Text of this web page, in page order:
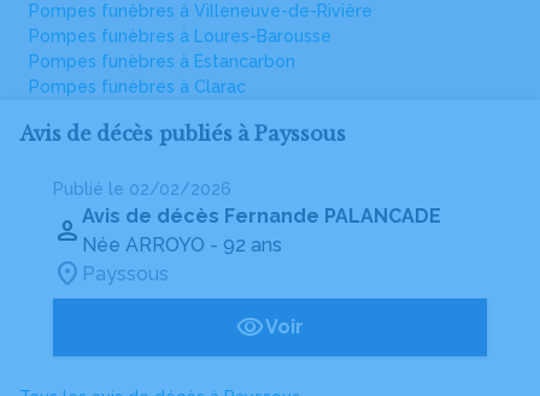
Pompes funèbres à Villeneuve-de-Rivière
Pompes funèbres à Loures-Barousse
Pompes funèbres à Estancarbon
Pompes funèbres à Clarac
Avis de décès publiés à Payssous
Publié le 02/02/2026
Avis de décès Fernande PALANCADE
Née ARROYO - 92 ans
Payssous
Voir